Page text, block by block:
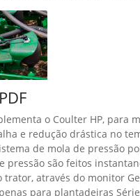
muito mais fáceis os
de corte de palha.
plantadeiras Série 2100 e
o Coulter HP, para
e redução drástica no
de mola de pressão